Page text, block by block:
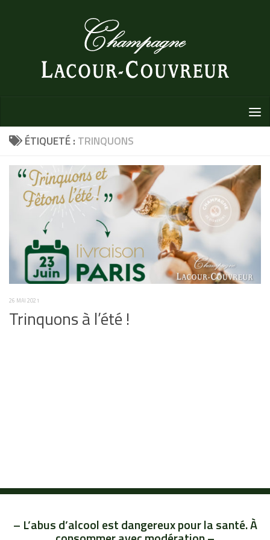
Au dessous du contenu
ÉTIQUETÉ : TRINQUONS
26 MAI 2021
Trinquons à l’été !
– L’abus d’alcool est dangereux pour la santé. À